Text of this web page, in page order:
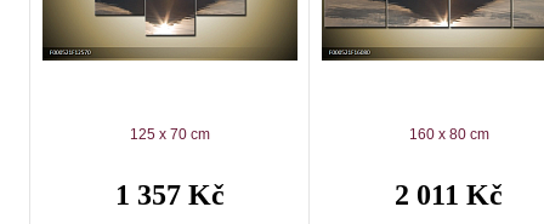
125 x 70 cm
1 357 Kč
160 x 80 cm
2 011 Kč